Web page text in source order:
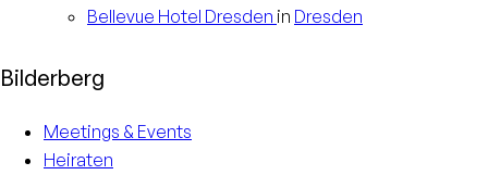
Bellevue Hotel Dresden in Dresden
Bilderberg
Meetings & Events
Heiraten